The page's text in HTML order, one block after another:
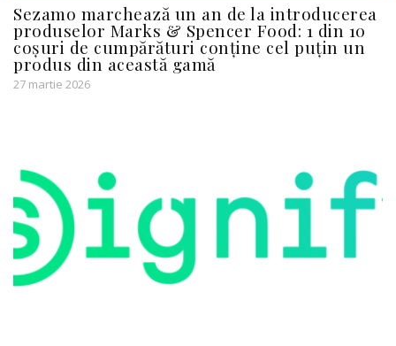
Sezamo marchează un an de la introducerea
produselor Marks & Spencer Food: 1 din 10
coșuri de cumpărături conține cel puțin un
produs din această gamă
27 martie 2026